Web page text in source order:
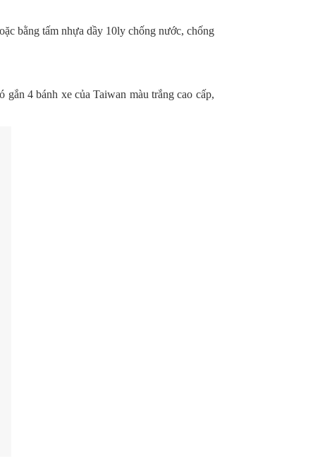
bằng tấm nhựa dầy 10ly chống nước, chống
4 bánh xe của Taiwan màu trắng cao cấp,